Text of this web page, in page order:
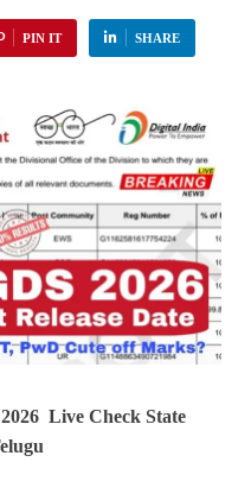
PIN IT SHARE
Live Check State